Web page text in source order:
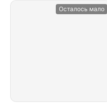
Осталось мало